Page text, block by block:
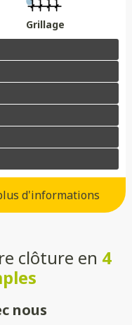
Grillage
d'informations
de
à la corrosion.
clôture en 4
nous